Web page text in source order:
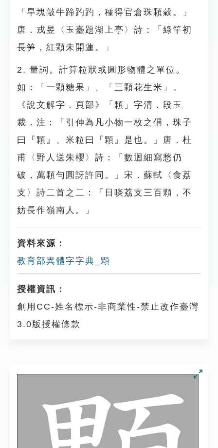
「旱塊敲牛蹄趵趵，種得官倉珠顆穀。」
唐．戎昱〈玉臺題湖上亭〉詩：「綠竿初
長笋，紅顆未開蓮。」
2. 量詞。計算粒狀或圓形物體之單位。
如：「一顆糖果」、「三顆花生米」。
《說文解字．頁部》「顆」字清．段玉
裁．注：「引伸為凡小物一枚之偁，珠子
曰『顆』、米粒曰『顆』是也。」唐．杜
甫〈野人送朱櫻〉詩：「數迴細寫愁仍
破，萬顆勻圓訝許同。」宋．蘇軾〈食荔
支〉詩二首之二：「日啖荔支三百顆，不
妨長作嶺南人。」
資料來源：
教育部異體字字典_顆
授權資訊：
創用CC-姓名標示-非商業性-禁止改作臺灣
3.0版授權條款